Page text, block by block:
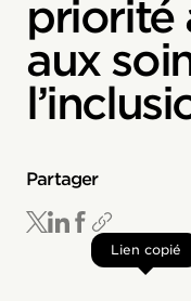
priorité
aux
Partager
Lien copié